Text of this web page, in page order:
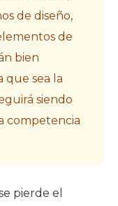
de diseño,
de
bien
que sea la
siendo
competencia
pierde el